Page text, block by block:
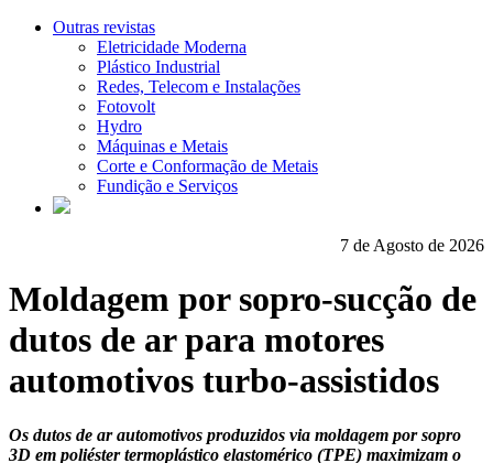
Outras revistas
Eletricidade Moderna
Plástico Industrial
Redes, Telecom e Instalações
Fotovolt
Hydro
Máquinas e Metais
Corte e Conformação de Metais
Fundição e Serviços
7 de Agosto de 2026
Moldagem por sopro-sucção de
dutos de ar para motores
automotivos turbo-assistidos
Os dutos de ar automotivos produzidos via moldagem por sopro
3D em poliéster termoplástico elastomérico (TPE) maximizam o